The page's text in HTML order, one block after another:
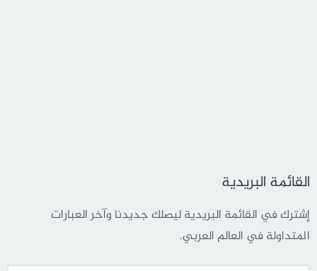
القائمة البريدية
إشترك في القائمة البريدية ليصلك جديدنا وآخر العبارات
المتداولة في العالم العربي.